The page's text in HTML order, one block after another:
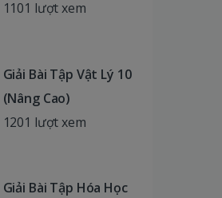
1101 lượt xem
Giải Bài Tập Vật Lý 10
(Nâng Cao)
1201 lượt xem
Giải Bài Tập Hóa Học